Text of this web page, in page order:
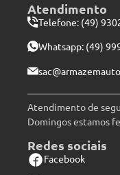
Atendimento
Telefone: (49)
Whatsapp: (49)
Atendimento de
Domingos estamos
Redes sociais
Facebook